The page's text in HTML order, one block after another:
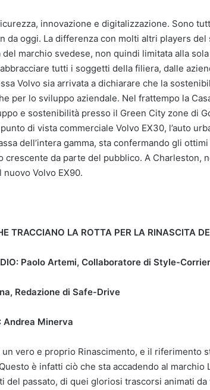
innovazione e digitalizzazione. Sono
da oggi. La differenza con molti altri players
marchio svedese, non quindi limitata alla
tutti i soggetti della filiera, dalle
Volvo sia arrivata a dichiarare che la
per lo sviluppo aziendale. Nel frattempo la
e sostenibilità presso il Green City zone di
di vista commerciale Volvo EX30, l’auto
dell’intera gamma, sta confermando gli
crescente da parte del pubblico. A Charleston,
Volvo EX90.
TRACCIANO LA ROTTA PER LA RINASCITA
Paolo Artemi, Collaboratore di Style-
Redazione di Safe-Drive
Andrea Minerva
vero e proprio Rinascimento, e il riferimento
è infatti ciò che sta accadendo al marchio
del passato, di quei gloriosi trascorsi animati